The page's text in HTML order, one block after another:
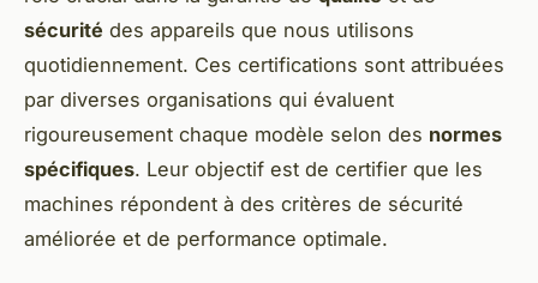
sécurité des appareils que nous utilisons
quotidiennement. Ces certifications sont attribuées
par diverses organisations qui évaluent
rigoureusement chaque modèle selon des normes
spécifiques. Leur objectif est de certifier que les
machines répondent à des critères de sécurité
améliorée et de performance optimale.